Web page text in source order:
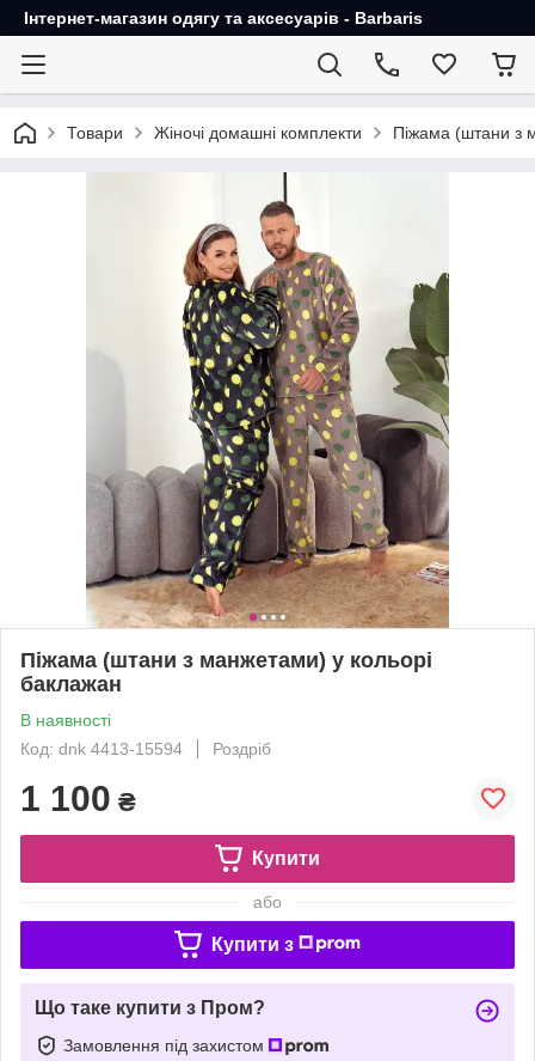
Інтернет-магазин одягу та аксесуарів - Barbaris
Товари Жіночі домашні комплекти Піжама (штани з
Піжама (штани з манжетами) у кольорі
баклажан
В наявності
Код: dnk 4413-15594
Роздріб
1 100 ₴
Купити
або
Купити з
Що таке купити з Пром?
Замовлення під захистом